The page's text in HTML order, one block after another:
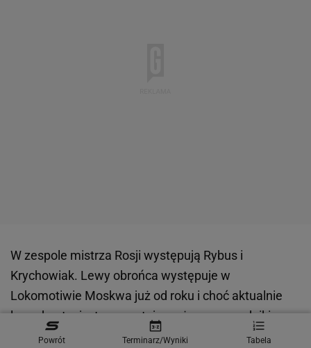
W zespole mistrza Rosji występują Rybus i
Krychowiak. Lewy obrońca występuje w
Lokomotiwie Moskwa już od roku i choć aktualnie
leczy kontuzje, to pozostaje ważnym zawodnikiem.
Krychowiak trafił do Rosji dopiero w lipcu, ale co
Powrót Terminarz/Wyniki Tabela